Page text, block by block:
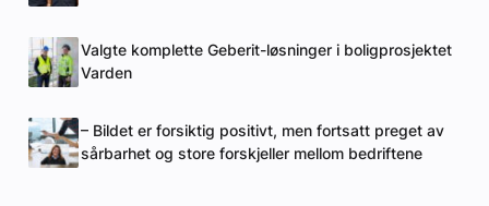
Valgte komplette Geberit-løsninger i boligprosjektet
Varden
– Bildet er forsiktig positivt, men fortsatt preget av
sårbarhet og store forskjeller mellom bedriftene